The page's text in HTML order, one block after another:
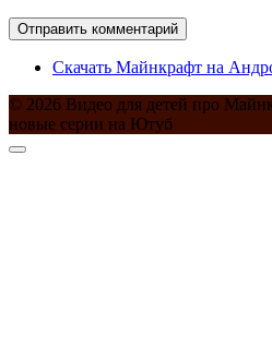
Скачать Майнкрафт на
© 2026 Видео для детей про
новые серии на Ютуб